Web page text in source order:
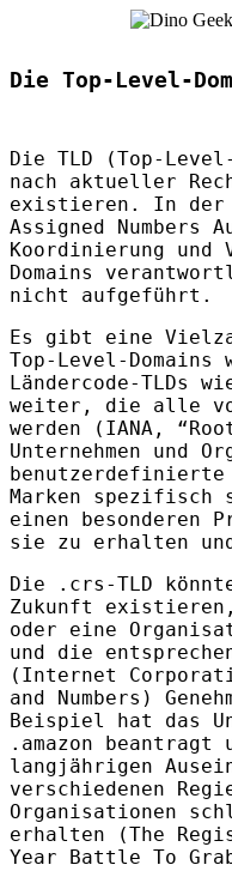
Die Top-Level-
Die TLD (Top-
nach aktueller
existieren. In der
Assigned
Koordinierung und
Domains
nicht aufgeführt.
Es gibt eine
Top-Level-
Ländercode-TLDs
weiter, die alle
werden ( IANA ,
Unternehmen und
benutzerdefinierte
Marken spezifisch
einen besonderen
sie zu erhalten
Die .crs-TLD
Zukunft existieren,
oder eine
und die
(Internet
and Numbers)
Beispiel hat das
.amazon beantragt
langjährigen
verschiedenen
Organisationen
erhalten (The
Year Battle To